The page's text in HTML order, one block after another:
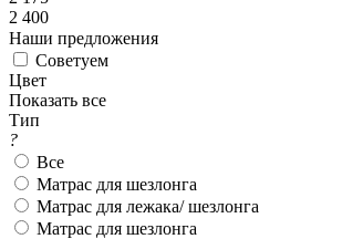
2 400
Наши предложения
Советуем
Цвет
Показать все
Тип
?
Все
Матрас для шезлонга
Матрас для лежака/ шезлонга
Матрас для шезлонга